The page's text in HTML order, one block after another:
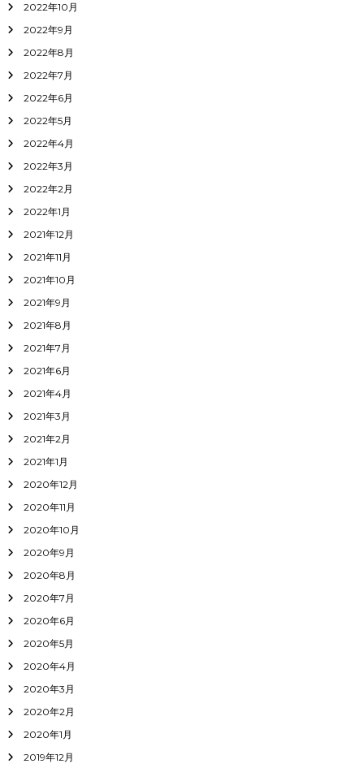
2022年10月
2022年9月
2022年8月
2022年7月
2022年6月
2022年5月
2022年4月
2022年3月
2022年2月
2022年1月
2021年12月
2021年11月
2021年10月
2021年9月
2021年8月
2021年7月
2021年6月
2021年4月
2021年3月
2021年2月
2021年1月
2020年12月
2020年11月
2020年10月
2020年9月
2020年8月
2020年7月
2020年6月
2020年5月
2020年4月
2020年3月
2020年2月
2020年1月
2019年12月